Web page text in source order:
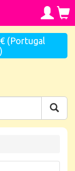
(Portugal